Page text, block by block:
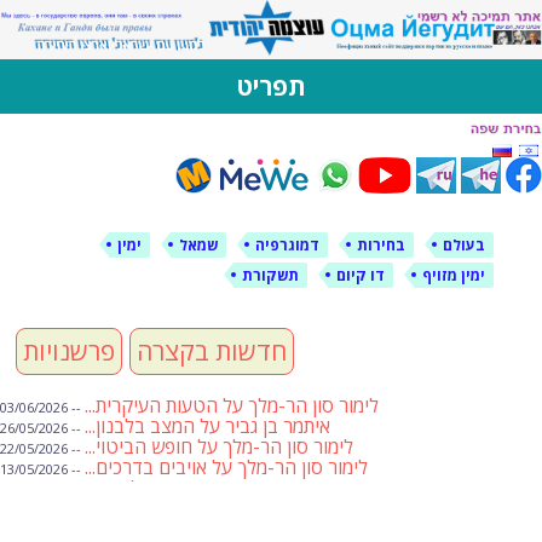
לימין עוצמה יהודית
אתר תמיכה ברוסית ובעברית
תפריט
דילוג
לתוכן
בעולם בחירות דמוגרפיה שמאל
ימין
ימין מזויף
דו קיום תשקורת
פרשנויות חדשות בקצרה
לימור סון הר-מלך על הטעות העיקרית... -- 03/06/2026
איתמר בן גביר על המצב בלבנון... -- 26/05/2026
לימור סון הר-מלך על חופש הביטוי... -- 22/05/2026
לימור סון הר-מלך על אויבים בדרכים... -- 13/05/2026
שבועת אמונים לדעאש